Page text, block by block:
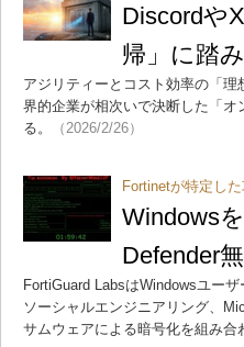
Discordや
帰」に踏
アジリティーとコスト効率の「
界的企業が相次いで決断した「
る。
（2026/2/26）
Fortinetが特定し
Windows
Defender
FortiGuard LabsはWindowsユー
ソーシャルエンジニアリング、
サムウェアによる暗号化を組み